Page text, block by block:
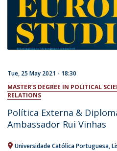
Tue, 25 May 2021 - 18:30
MASTER’S DEGREE IN POLITICAL
RELATIONS
Política Externa &
Ambassador Rui Vinhas
Universidade Católica Portuguesa